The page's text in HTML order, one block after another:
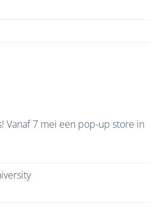
Vanaf 7 mei een pop-up store in